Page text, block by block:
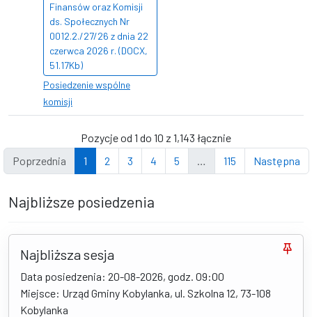
Finansów oraz Komisji
ds. Społecznych Nr
0012.2./27/26 z dnia 22
czerwca 2026 r. (DOCX,
51.17Kb)
Posiedzenie wspólne
komisji
Pozycje od 1 do 10 z 1,143 łącznie
Poprzednia
1 2 3 4 5 115 Następna
Najbliższe posiedzenia
Najbliższa sesja
Data posiedzenia: 20-08-2026, godz. 09:00
Miejsce: Urząd Gminy Kobylanka, ul. Szkolna 12, 73-108
Kobylanka